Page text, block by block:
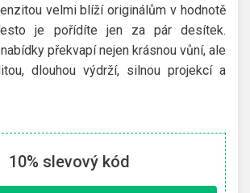
velmi blíží originálům v hodnotě
je pořídíte jen za pár desítek.
překvapí nejen krásnou vůní, ale
dlouhou výdrží, silnou projekcí a
10% slevový kód